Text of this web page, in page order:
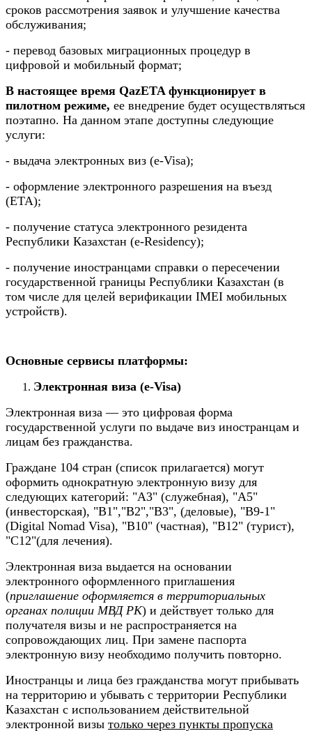
сроков рассмотрения заявок и улучшение качества
обслуживания;
- перевод базовых миграционных процедур в
цифровой и мобильный формат;
В настоящее время QazETA функционирует в
пилотном режиме, ее внедрение будет осуществляться
поэтапно. На данном этапе доступны следующие
услуги:
- выдача электронных виз (e-Visa);
- оформление электронного разрешения на въезд
(ETA);
- получение статуса электронного резидента
Республики Казахстан (e-Residency);
- получение иностранцами справки о пересечении
государственной границы Республики Казахстан (в
том числе для целей верификации IMEI мобильных
устройств).
Основные сервисы платформы:
Электронная виза (e-Visa)
Электронная виза — это цифровая форма
государственной услуги по выдаче виз иностранцам и
лицам без гражданства.
Граждане 104 стран (список прилагается) могут
оформить однократную электронную визу для
следующих категорий: "А3" (служебная), "А5"
(инвесторская), "В1","В2","В3", (деловые), "В9-1"
(Digital Nomad Visa), "В10" (частная), "В12" (турист),
"С12"(для лечения).
Электронная виза выдается на основании
электронного оформленного приглашения
(приглашение оформляется в территориальных
органах полиции МВД РК) и действует только для
получателя визы и не распространяется на
сопровождающих лиц. При замене паспорта
электронную визу необходимо получить повторно.
Иностранцы и лица без гражданства могут прибывать
на территорию и убывать с территории Республики
Казахстан с использованием действительной
электронной визы только через пункты пропуска